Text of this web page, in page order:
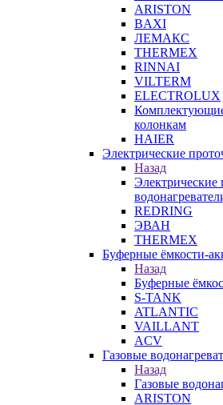
ARISTON
BAXI
ЛЕМАКС
THERMEX
RINNAI
VILTERM
ELECTROLUX
колонкам
HAIER
Электрические
Назад
Электрические
REDRING
ЭВАН
THERMEX
Буферные ёмкости-
Назад
Буферные
S-TANK
ATLANTIC
VAILLANT
ACV
Газовые
Назад
Газовые
ARISTON